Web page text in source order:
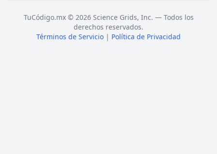
TuCódigo.mx © 2026 Science Grids, Inc. — Todos los
derechos reservados.
Términos de Servicio | Política de Privacidad